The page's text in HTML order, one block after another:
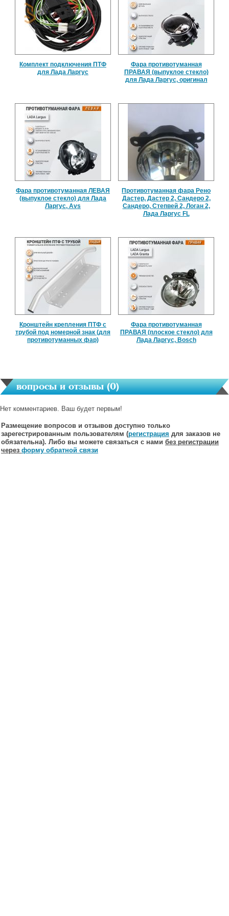
Комплект подключения ПТФ
для Лада Ларгус
Фара противотуманная
ПРАВАЯ (выпуклое стекло)
для Лада Ларгус, оригинал
Фара противотуманная ЛЕВАЯ
(выпуклое стекло) для Лада
Ларгус, Avs
Противотуманная фара Рено
Дастер, Дастер 2, Сандеро 2,
Сандеро, Степвей 2, Логан 2,
Лада Ларгус FL
Кронштейн крепления ПТФ с
трубой под номерной знак (для
противотуманных фар)
Фара противотуманная
ПРАВАЯ (плоское стекло) для
Лада Ларгус, Bosch
вопросы и отзывы (0)
Нет комментариев. Ваш будет первым!
Размещение вопросов и отзывов доступно только
зарегестрированным пользователям (регистрация для заказов не
обязательна). Либо вы можете связаться с нами без регистрации
через форму обратной связи